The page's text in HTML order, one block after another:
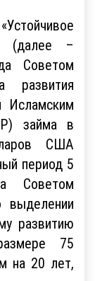
(далее –
Советом
развития
Исламским
займа в
США
период 5
Советом
развитию
75
на 20 лет,